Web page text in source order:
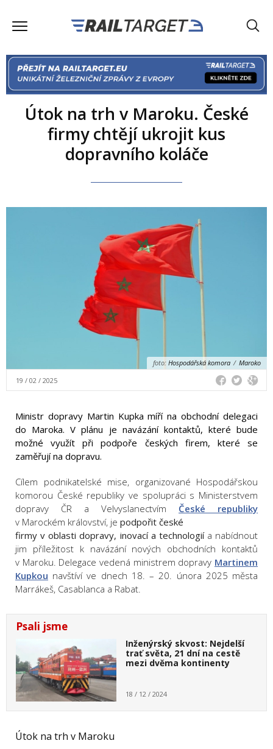
Útok na trh v Maroku. České
firmy chtějí ukrojit kus
dopravního koláče
foto: Hospodářská komora / Maroko
19 / 02 / 2025
Ministr dopravy Martin Kupka míří na obchodní delegaci
do Maroka. V plánu je navázání kontaktů, které bude
možné využít při podpoře českých firem, které se
zaměřují na dopravu.
Cílem podnikatelské mise, organizované Hospodářskou
komorou České republiky ve spolupráci s Ministerstvem
dopravy ČR a Velvyslanectvím České republiky
v Marockém království, je podpořit české
firmy v oblasti dopravy, inovací a technologiía nabídnout
jim příležitost k navázání nových obchodních kontaktů
v Maroku. Delegace vedená ministrem dopravy Martinem
Kupkou navštíví ve dnech 18. – 20. února 2025 města
Marrákeš, Casablanca a Rabat.
Psali jsme
Inženýrský skvost: Nejdelší
trať světa, 21 dní na cestě
mezi dvěma kontinenty
18 / 12 / 2024
Útok na trh v Maroku